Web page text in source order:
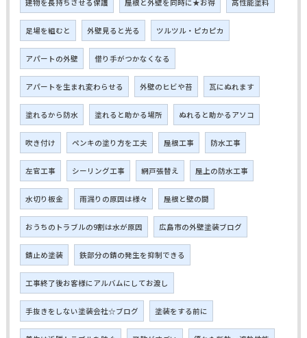
建物を長持ちさせる保護 屋根と外壁を同時に★お得 高性能塗料
足場を組むと 外壁見ると光る ツルツル・ピカピカ
アパートの外壁 借り手がつかなくなる
アパートを生まれ変わらせる 外壁のヒビや苔 瓦にぬれます
塗れるから防水 塗れると助かる場所 ぬれると助かるアソコ
吹き付け ペンキの塗り方を工夫 屋根工事 防水工事
左官工事 シーリング工事 網戸張替え 屋上の防水工事
水切り板金 雨漏りの原因は様々 屋根と壁の間
おうちのトラブルの9割は水が原因 広島市の外壁塗装ブログ
錆止め塗装 鉄部分の錆の発生を抑制できる
工事終了後お客様にアルバムにしてお渡し
手抜きをしない塗装会社☆ブログ 塗装をする前に